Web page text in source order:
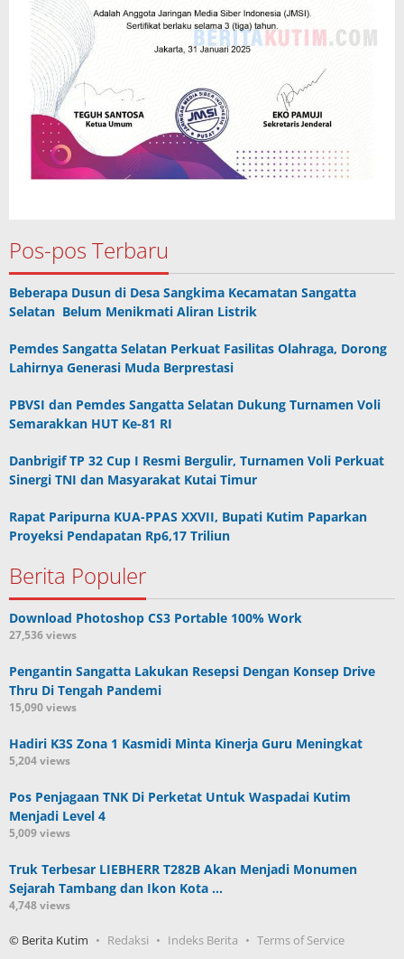
Pos-pos Terbaru
Beberapa Dusun di Desa Sangkima Kecamatan Sangatta
Selatan Belum Menikmati Aliran Listrik
Pemdes Sangatta Selatan Perkuat Fasilitas Olahraga, Dorong
Lahirnya Generasi Muda Berprestasi
PBVSI dan Pemdes Sangatta Selatan Dukung Turnamen Voli
Semarakkan HUT Ke-81 RI
Danbrigif TP 32 Cup I Resmi Bergulir, Turnamen Voli Perkuat
Sinergi TNI dan Masyarakat Kutai Timur
Rapat Paripurna KUA-PPAS XXVII, Bupati Kutim Paparkan
Proyeksi Pendapatan Rp6,17 Triliun
Berita Populer
Download Photoshop CS3 Portable 100% Work
27,536 views
Pengantin Sangatta Lakukan Resepsi Dengan Konsep Drive
Thru Di Tengah Pandemi
15,090 views
Hadiri K3S Zona 1 Kasmidi Minta Kinerja Guru Meningkat
5,204 views
Pos Penjagaan TNK Di Perketat Untuk Waspadai Kutim
Menjadi Level 4
5,009 views
Truk Terbesar LIEBHERR T282B Akan Menjadi Monumen
Sejarah Tambang dan Ikon Kota …
4,748 views
© Berita Kutim Redaksi Indeks Berita Terms of Service